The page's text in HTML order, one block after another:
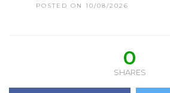
POSTED ON 10/08/2026
0
SHARES